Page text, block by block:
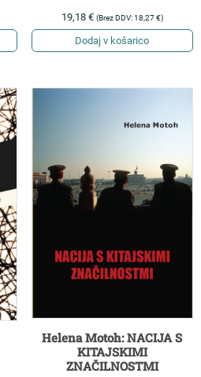
19,18 € (Brez DDV:18,27€)
Dodaj v košarico
Helena Motoh: NACIJA S
KITAJSKIMI
ZNAČILNOSTMI